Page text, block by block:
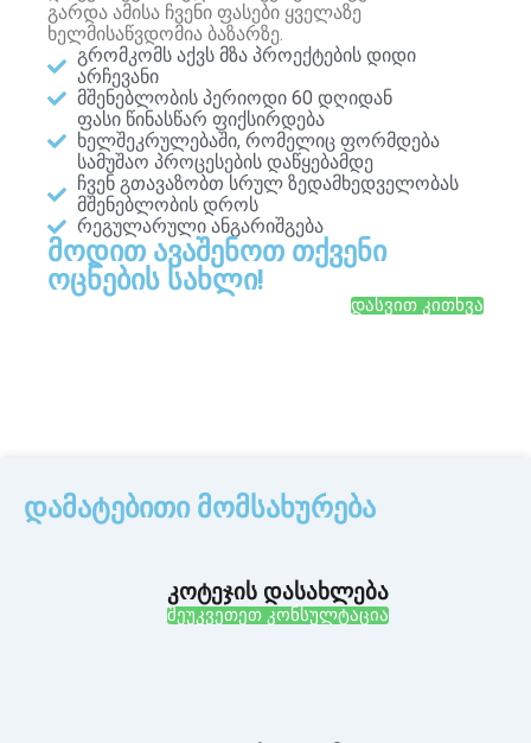
გარდა ამისა ჩვენი ფასები ყველაზე
ხელმისაწვდომია ბაზარზე.
გრომკომს აქვს მზა პროექტების დიდი
არჩევანი
მშენებლობის პერიოდი 60 დღიდან
ფასი წინასწარ ფიქსირდება
ხელშეკრულებაში, რომელიც ფორმდება
სამუშაო პროცესების დაწყებამდე
ჩვენ გთავაზობთ სრულ ზედამხედველობას
მშენებლობის დროს
რეგულარული ანგარიშგება
მოდით ავაშენოთ თქვენი
ოცნების სახლი!
დასვით კითხვა
დამატებითი მომსახურება
კოტეჯის დასახლება
შეუკვეთეთ კონსულტაცია